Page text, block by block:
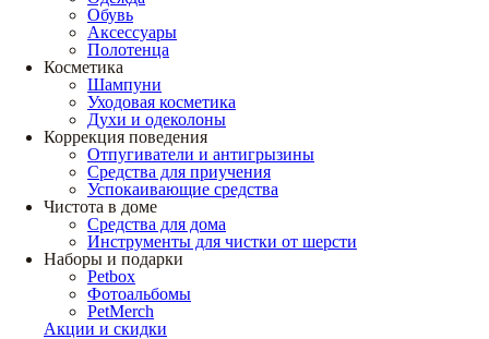
Обувь
Аксессуары
Полотенца
Косметика
Шампуни
Уходовая косметика
Духи и одеколоны
Коррекция поведения
Отпугиватели и антигрызины
Средства для приучения
Успокаивающие средства
Чистота в доме
Средства для дома
Инструменты для чистки от шерсти
Наборы и подарки
Petbox
Фотоальбомы
PetMerch
Акции и скидки